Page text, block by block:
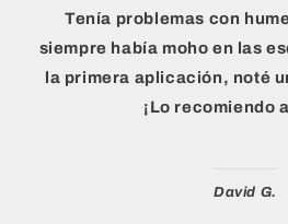
Tenía problemas con
siempre había moho en las
la primera aplicación, noté
¡Lo recomiendo
David G.